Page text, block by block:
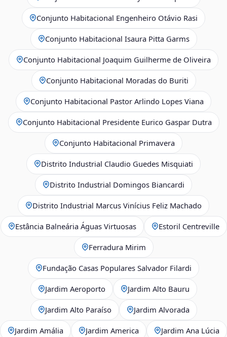
Conjunto Habitacional Engenheiro Otávio Rasi
Conjunto Habitacional Isaura Pitta Garms
Conjunto Habitacional Joaquim Guilherme de Oliveira
Conjunto Habitacional Moradas do Buriti
Conjunto Habitacional Pastor Arlindo Lopes Viana
Conjunto Habitacional Presidente Eurico Gaspar Dutra
Conjunto Habitacional Primavera
Distrito Industrial Claudio Guedes Misquiati
Distrito Industrial Domingos Biancardi
Distrito Industrial Marcus Vinícius Feliz Machado
Estância Balneária Águas Virtuosas Estoril Centreville
Ferradura Mirim
Fundação Casas Populares Salvador Filardi
Jardim Aeroporto Jardim Alto Bauru
Jardim Alto Paraíso Jardim Alvorada
Jardim Amália Jardim America Jardim Ana Lúcia